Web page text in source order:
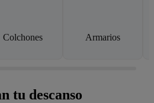
Colchones Armarios
tu descanso